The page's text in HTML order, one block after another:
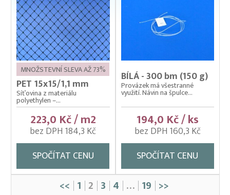
MNOŽSTEVNÍ SLEVA AŽ 73%
PET 15x15/1,1 mm
Síťovina z materiálu
polyethylen –...
223,0 Kč / m2
bez DPH 184,3 Kč
SPOČÍTAT CENU
BÍLÁ - 300 bm (150 g)
Provázek má všestranné
využití. Návin na špulce...
194,0 Kč / ks
bez DPH 160,3 Kč
SPOČÍTAT CENU
<< 1 2 3 4 … 19 >>